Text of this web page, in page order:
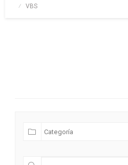
Publicado
VBS